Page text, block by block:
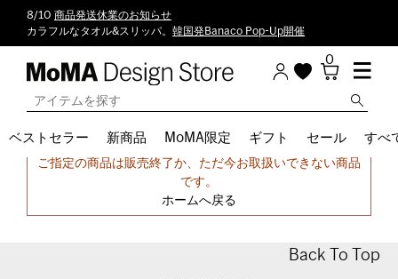
8/10 商品発送休業のお知らせ
カラフルなタオル&スリッパ。 韓国発Banaco Pop-Up開催
0
ベストセラー 新商品 MoMA限定 ギフト セール すべ
申し訳ございません。
ご指定の商品は販売終了か、ただ今お取扱いできない商品
です。
ホームへ戻る
Back To Top